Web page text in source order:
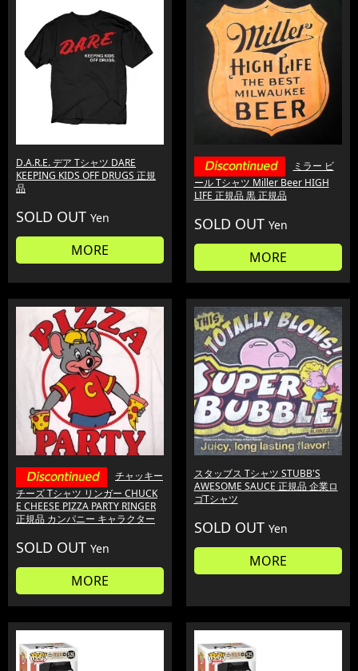
D.A.R.E. デア Tシャツ DARE
KEEPING KIDS OFF DRUGS 正規
品
SOLD OUT Yen
MORE
ミラー ビ
ール Tシャツ Miller Beer HIGH
LIFE 正規品 黒 正規品
SOLD OUT Yen
MORE
チャッキー
チーズ Tシャツ リンガー CHUCK
E CHEESE PIZZA PARTY RINGER
正規品 カンパニー キャラクター
SOLD OUT Yen
MORE
スタッブス Tシャツ STUBB'S
AWESOME SAUCE 正規品 企業ロ
ゴTシャツ
SOLD OUT Yen
MORE